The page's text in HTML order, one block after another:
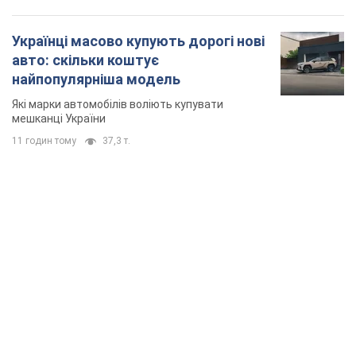
Українці масово купують дорогі нові
авто: скільки коштує
найпопулярніша модель
Які марки автомобілів воліють купувати
мешканці України
11 годин тому 37,3 т.